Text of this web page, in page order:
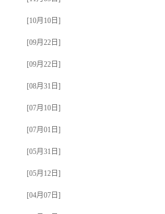
[10月10日]
[09月22日]
[09月22日]
[08月31日]
[07月10日]
[07月01日]
[05月31日]
[05月12日]
[04月07日]